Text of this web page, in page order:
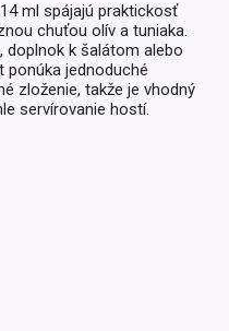
ml spájajú praktickosť
chuťou olív a tuniaka.
doplnok k šalátom alebo
ponúka jednoduché
zloženie, takže je vhodný
servírovanie hostí.